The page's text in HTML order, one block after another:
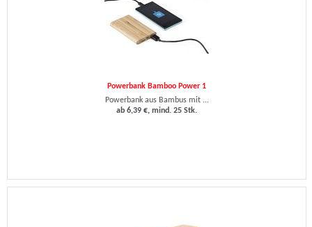
Powerbank Bamboo Power 1
Powerbank aus Bambus mit ...
ab 6,39 €, mind. 25 Stk.